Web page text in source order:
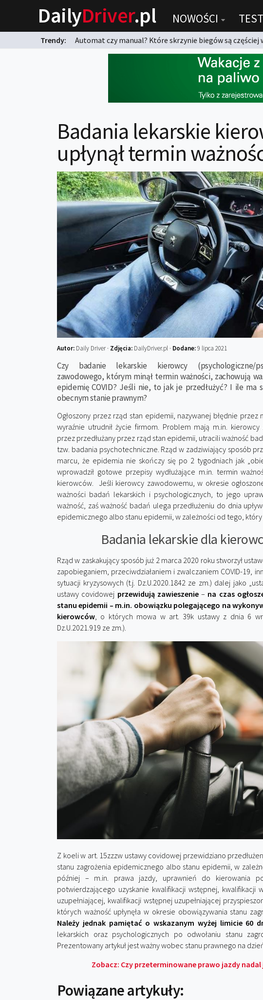
DailyDriver.pl NOWOŚCI
Trendy: Automat czy manual? Które skrzynie biegów są częściej
Badania lekarskie
upłynął termin
Autor: Daily Driver · Zdjęcia: DailyDriver.pl · Dodane:9 lipca 2021
Czy badanie lekarskie kierowcy (psychologiczne/
zawodowego, którym minął termin ważności, zachowują
epidemię COVID? Jeśli nie, to jak je przedłużyć? I ile ma
obecnym stanie prawnym?
Ogłoszony przez rząd stan epidemii, nazywanej błędnie przez
wyraźnie utrudnił życie firmom. Problem mają m.in.
przez przedłużany przez rząd stan epidemii, utracili ważność
tzw. badania psychotechniczne. Rząd w zadziwiający sposób
marcu, że epidemia nie skończy się po 2 tygodniach jak
wprowadził gotowe przepisy wydłużające m.in. termin
kierowców. Jeśli kierowcy zawodowemu, w okresie
ważności badań lekarskich i psychologicznych, to jego
ważność, zaś ważność badań ulega przedłużeniu do dnia
epidemicznego albo stanu epidemii, w zależności od tego, który
Badania lekarskie dla
Rząd w zaskakujący sposób już 2 marca 2020 roku stworzył
zapobieganiem, przeciwdziałaniem i zwalczaniem COVID-19,
sytuacji kryzysowych (t.j. Dz.U.2020.1842 ze zm.) dalej jako
ustawy covidowej przewidują zawieszenie– na czas
stanu epidemii – m.in. obowiązku polegającego na
kierowców, o których mowa w art. 39k ustawy z dnia 6
Dz.U.2021.919 ze zm.).
Z koeli w art. 15zzzw ustawy covidowej przewidziano
stanu zagrożenia epidemicznego albo stanu epidemii, w
później – m.in. prawa jazdy, uprawnień do kierowania
potwierdzającego uzyskanie kwalifikacji wstępnej, kwalifikacji
uzupełniającej, kwalifikacji wstępnej uzupełniającej
których ważność upłynęła w okresie obowiązywania stanu
Należy jednak pamiętać o wskazanym wyżej limicie 60
lekarskich oraz psychologicznych po odwołaniu stanu
Prezentowany artykuł jest ważny wobec stanu prawnego na
Zobacz: Czy przeterminowane prawo jazdy nadal
Powiązane artykuły: